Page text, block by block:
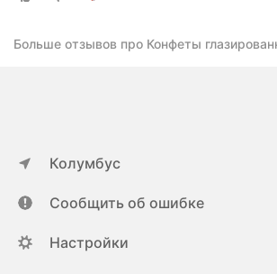
Больше отзывов про Конфеты
Колумбус
Сообщить об ошибке
Настройки